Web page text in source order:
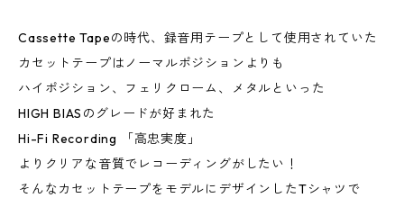
Cassette Tapeの時代、録音用テープとして使用されていた
カセットテープはノーマルポジションよりも
ハイポジション、フェリクローム、メタルといった
HIGH BIASのグレードが好まれた
Hi-Fi Recording 「高忠実度」
よりクリアな音質でレコーディングがしたい！
そんなカセットテープをモデルにデザインしたTシャツで